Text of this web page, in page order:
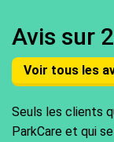
Avis sur
Voir tous les
Seuls les clients
ParkCare et qui